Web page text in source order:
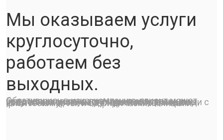
Мы оказываем услуги
круглосуточно,
работаем без
выходных.
Обратившись в нашу компанию, клиент может быть уверен в оперативном и качественном предоставлении услуг. У нас доступные цены, услуги электрика смогут позволить даже люди с невысоким уровнем дохода. Работаем как с физическими, так и с юридическими лицами.